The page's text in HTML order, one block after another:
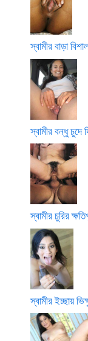
স্বামীর বাড়া
স্বামীর বন্ধু চুদে
স্বামীর চুরির
স্বামীর ইচ্ছায়